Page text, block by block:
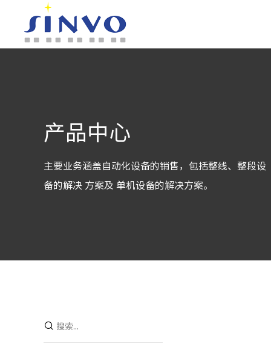
产品中心
主要业务涵盖自动化设备的销售，包括整线、整段设
备的解决 方案及 单机设备的解决方案。